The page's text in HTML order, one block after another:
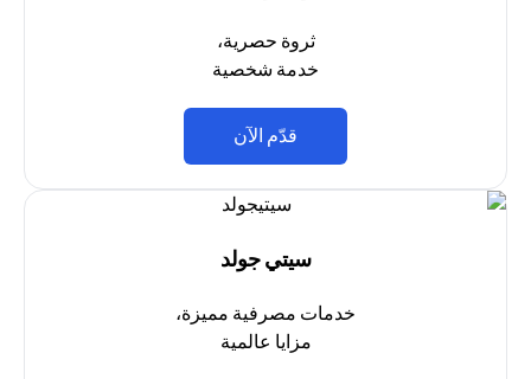
ثروة حصرية،
خدمة شخصية
قدّم الآن
سيتي جولد
خدمات مصرفية مميزة،
مزايا عالمية